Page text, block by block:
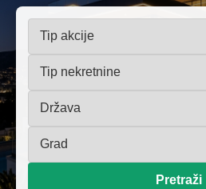
Login
Postavi Oglas
Kontakt
Pretraži